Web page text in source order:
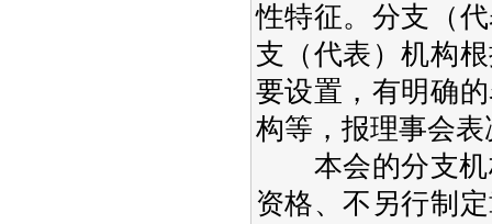
性特征。分支（
支（代表）机构
要设置，有明确
构等，报理事会
本会的分支机
资格、不另行制